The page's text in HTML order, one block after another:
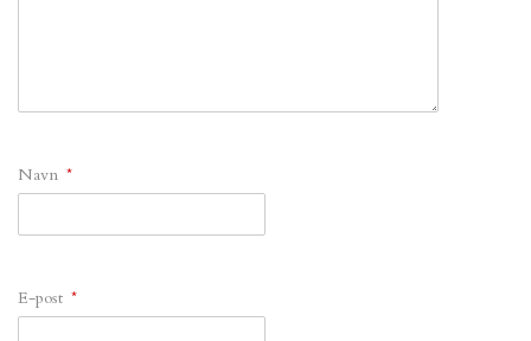
Navn *
E-post *